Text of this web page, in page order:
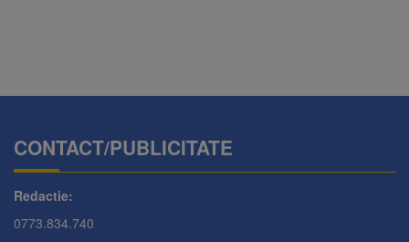
CONTACT/PUBLICITATE
Redactie:
0773.834.740